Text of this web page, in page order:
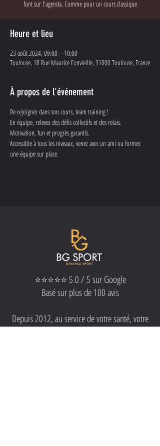
font sur l'agenda. Comme pour un cours classique
Heure et lieu
23 août 2024, 09:00 – 10:00
Toulouse, 18 Rue Maurice Fonvieille, 31000 Toulouse, France
À propos de l'événement
Re rejoignez dans son cours, team training !
En équipe, relevez des défis collectifs et des relais.
Motivation, fun et progrès garantis.
Accessible à tous les niveaux, venez avec un ami ou formez
une équipe sur place.
⭐⭐⭐⭐⭐ 5.0 / 5 sur Google
Basé sur plus de 100 avis
Depuis 2012, au service de votre santé, votre